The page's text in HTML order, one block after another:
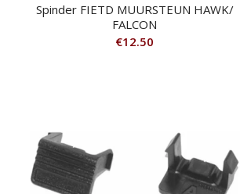
Spinder FIETD MUURSTEUN HAWK/
FALCON
€12.50